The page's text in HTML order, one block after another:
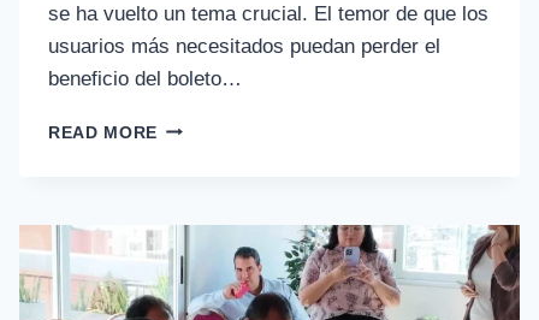
se ha vuelto un tema crucial. El temor de que los
usuarios más necesitados puedan perder el
beneficio del boleto…
READ MORE